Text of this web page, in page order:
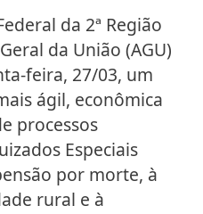
da 2ª Região
da União (AGU)
feira, 27/03, um
ágil, econômica
processos
Especiais
por morte, à
rural e à